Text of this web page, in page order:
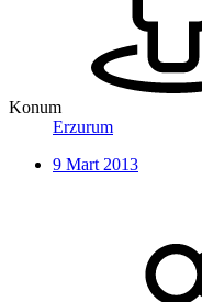
Konum
Erzurum
9 Mart 2013